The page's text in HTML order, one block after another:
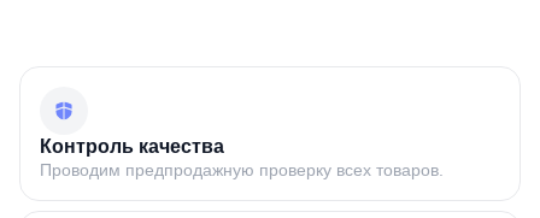
Контроль качества
Проводим предпродажную проверку всех товаров.